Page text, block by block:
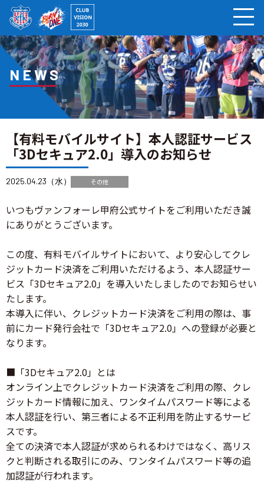
NEWS
【有料モバイルサイト】本人認証サービス
「3Dセキュア2.0」導入のお知らせ
2025.04.23（水） その他
いつもヴァンフォーレ甲府公式サイトをご利用いただき誠
にありがとうございます。
この度、有料モバイルサイトにおいて、より安心してクレ
ジットカード決済をご利用いただけるよう、本人認証サー
ビス「3Dセキュア2.0」を導入いたしましたのでお知らせい
たします。
本導入に伴い、クレジットカード決済をご利用の際は、事
前にカード発行会社で「3Dセキュア2.0」への登録が必要と
なります。
■「3Dセキュア2.0」とは
オンライン上でクレジットカード決済をご利用の際、クレ
ジットカード情報に加え、ワンタイムパスワード等による
本人認証を行い、第三者による不正利用を防止するサービ
スです。
全ての決済で本人認証が求められるわけではなく、高リス
クと判断される取引にのみ、ワンタイムパスワード等の追
加認証が行われます。